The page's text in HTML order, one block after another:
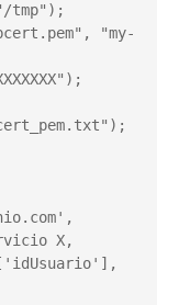
tmp");
"my-
',